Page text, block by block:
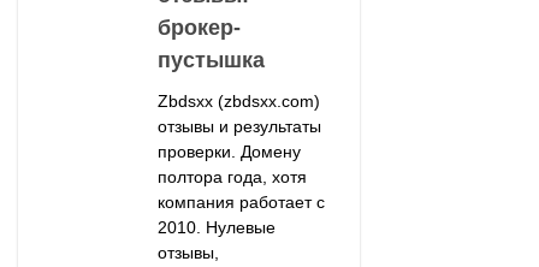
брокер-
пустышка
Zbdsxx (zbdsxx.com)
отзывы и результаты
проверки. Домену
полтора года, хотя
компания работает с
2010. Нулевые
отзывы,